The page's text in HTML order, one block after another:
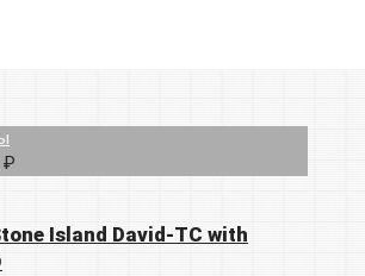
₽
Island David-TC with